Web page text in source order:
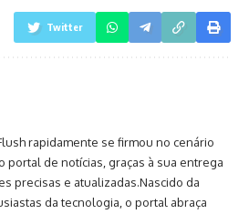
Twitter
rapidamente se firmou no cenário
portal de notícias, graças à sua entrega
precisas e atualizadas.Nascido da
da tecnologia, o portal abraça